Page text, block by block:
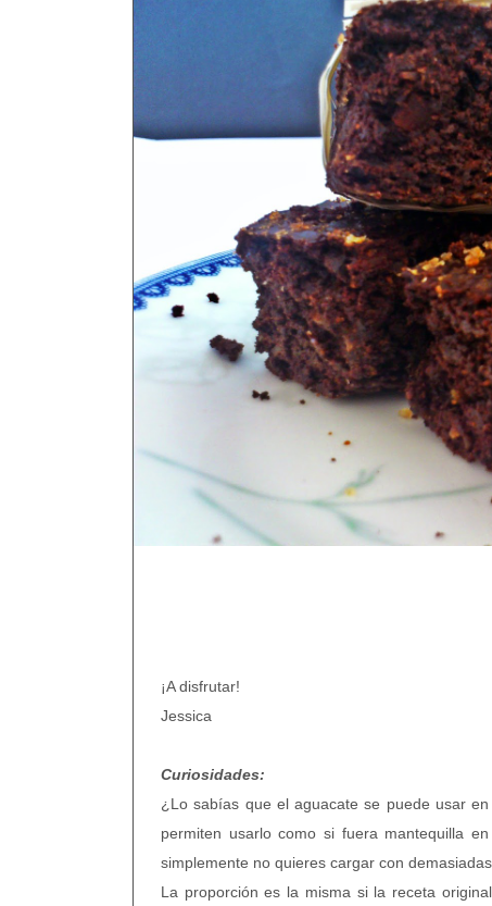
¡A disfrutar!
Jessica
Curiosidades:
¿Lo sabías que el aguacate se puede usar
permiten usarlo como si fuera mantequilla
simplemente no quieres cargar con
La proporción es la misma si la receta